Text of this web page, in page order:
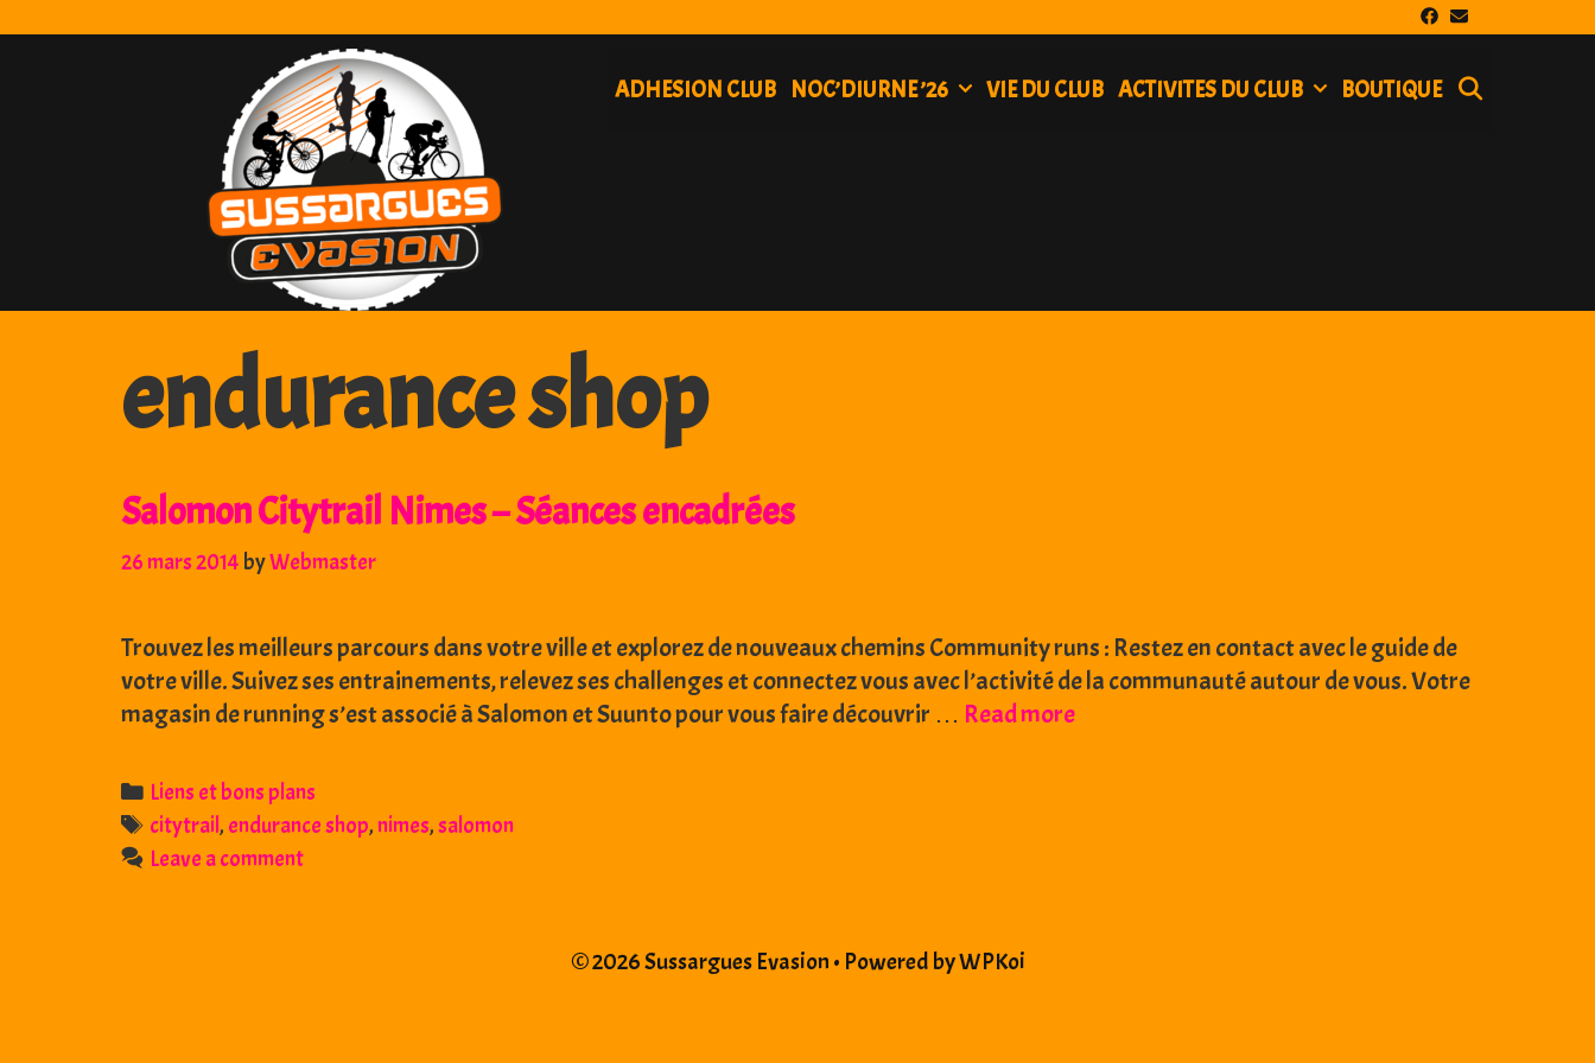
ADHESION CLUB NOC’DIURNE ’26 VIE DU CLUB ACTIVITES DU CLUB BOUTIQUE
endurance shop
Salomon Citytrail Nimes – Séances encadrées
26 mars 2014 byWebmaster
Trouvez les meilleurs parcours dans votre ville et explorez de nouveaux chemins Community runs : Restez en contact avec le guide de
votre ville. Suivez ses entrainements, relevez ses challenges et connectez vous avec l’activité de la communauté autour de vous. Votre
magasin de running s’est associé à Salomon et Suunto pour vous faire découvrir … Read moreSalomon
Categories
Liens et bons plans
Tags
citytrail, endurance shop,nimes,salomon
Leave a comment
© 2026 Sussargues Evasion • Powered byWPKoi